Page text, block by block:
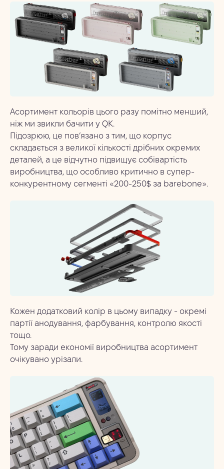
Асортимент кольорів цього разу помітно менший,
ніж ми звикли бачити у QK.
Підозрюю, це пов’язано з тим, що корпус
складається з великої кількості дрібних окремих
деталей, а це відчутно підвищує собівартість
виробництва, що особливо критично в супер-
конкурентному сегменті «200-250$ за barebone».
Кожен додатковий колір в цьому випадку - окремі
партії анодування, фарбування, контролю якості
тощо.
Тому заради економії виробництва асортимент
очікувано урізали.